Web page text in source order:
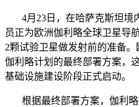
4月23日，在哈萨克斯坦境
员正为欧洲伽利略全球卫星导
2颗试验卫星做发射前的准备
伽利略计划的最终部署方案，
基础设施建设阶段正式启动。
根据最终部署方案，伽利略